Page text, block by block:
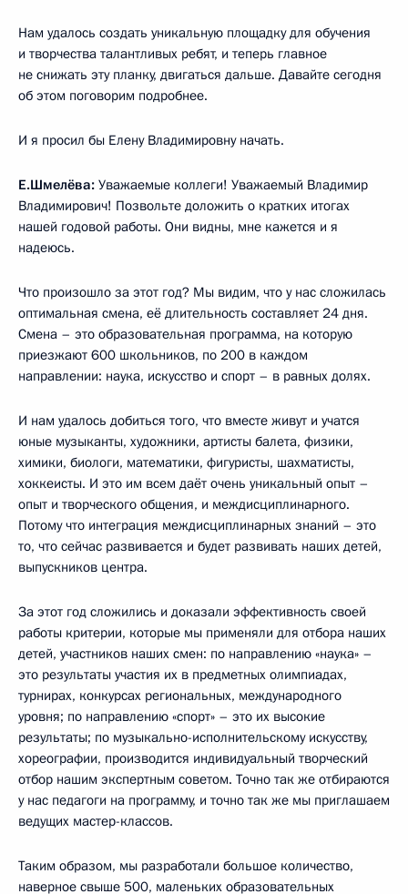
Нам удалось создать уникальную площадку для обучения
и творчества талантливых ребят, и теперь главное
не снижать эту планку, двигаться дальше. Давайте сегодня
об этом поговорим подробнее.
И я просил бы Елену Владимировну начать.
Е.Шмелёва: Уважаемые коллеги! Уважаемый Владимир
Владимирович! Позвольте доложить о кратких итогах
нашей годовой работы. Они видны, мне кажется и я
надеюсь.
Что произошло за этот год? Мы видим, что у нас сложилась
оптимальная смена, её длительность составляет 24 дня.
Смена – это образовательная программа, на которую
приезжают 600 школьников, по 200 в каждом
направлении: наука, искусство и спорт – в равных долях.
И нам удалось добиться того, что вместе живут и учатся
юные музыканты, художники, артисты балета, физики,
химики, биологи, математики, фигуристы, шахматисты,
хоккеисты. И это им всем даёт очень уникальный опыт –
опыт и творческого общения, и междисциплинарного.
Потому что интеграция междисциплинарных знаний – это
то, что сейчас развивается и будет развивать наших детей,
выпускников центра.
За этот год сложились и доказали эффективность своей
работы критерии, которые мы применяли для отбора наших
детей, участников наших смен: по направлению «наука» –
это результаты участия их в предметных олимпиадах,
турнирах, конкурсах региональных, международного
уровня; по направлению «спорт» – это их высокие
результаты; по музыкально-исполнительскому искусству,
хореографии, производится индивидуальный творческий
отбор нашим экспертным советом. Точно так же отбираются
у нас педагоги на программу, и точно так же мы приглашаем
ведущих мастер-классов.
Таким образом, мы разработали большое количество,
наверное свыше 500, маленьких образовательных